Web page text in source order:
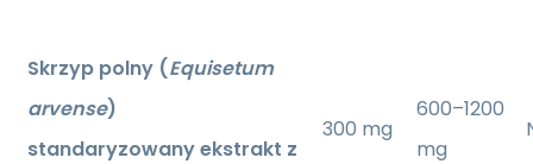
Skrzyp polny (Equisetum
arvense)
standaryzowany ekstrakt z
300 mg
600–1200
mg